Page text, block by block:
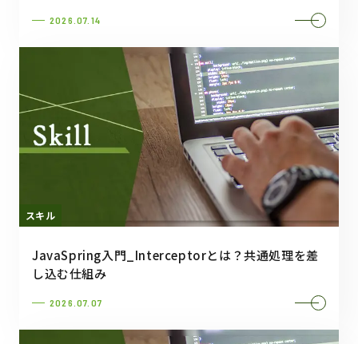
2026.07.14
スキル
JavaSpring入門_Interceptorとは？共通処理を差
し込む仕組み
2026.07.07